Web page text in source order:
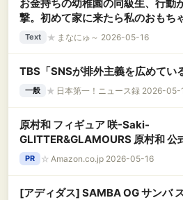
お金持ちの幼稚園の同級生、行動
撃。初めて家に来たら私のおもち
ぎ詰め込み、レストランでは隣の
Text ★ まなにゅ～ 2026-05-16
TBS「SNSが排外主義を広めてい
一般 ★ 日本第一！ニュース録 2026-05-
原村和 フィギュア 咲-Saki-
GLITTER&GLAMOURS 原村和 公
PR ☆ Amazon.co.jp 2026-05-16
[アディダス] SAMBA OG サンバ